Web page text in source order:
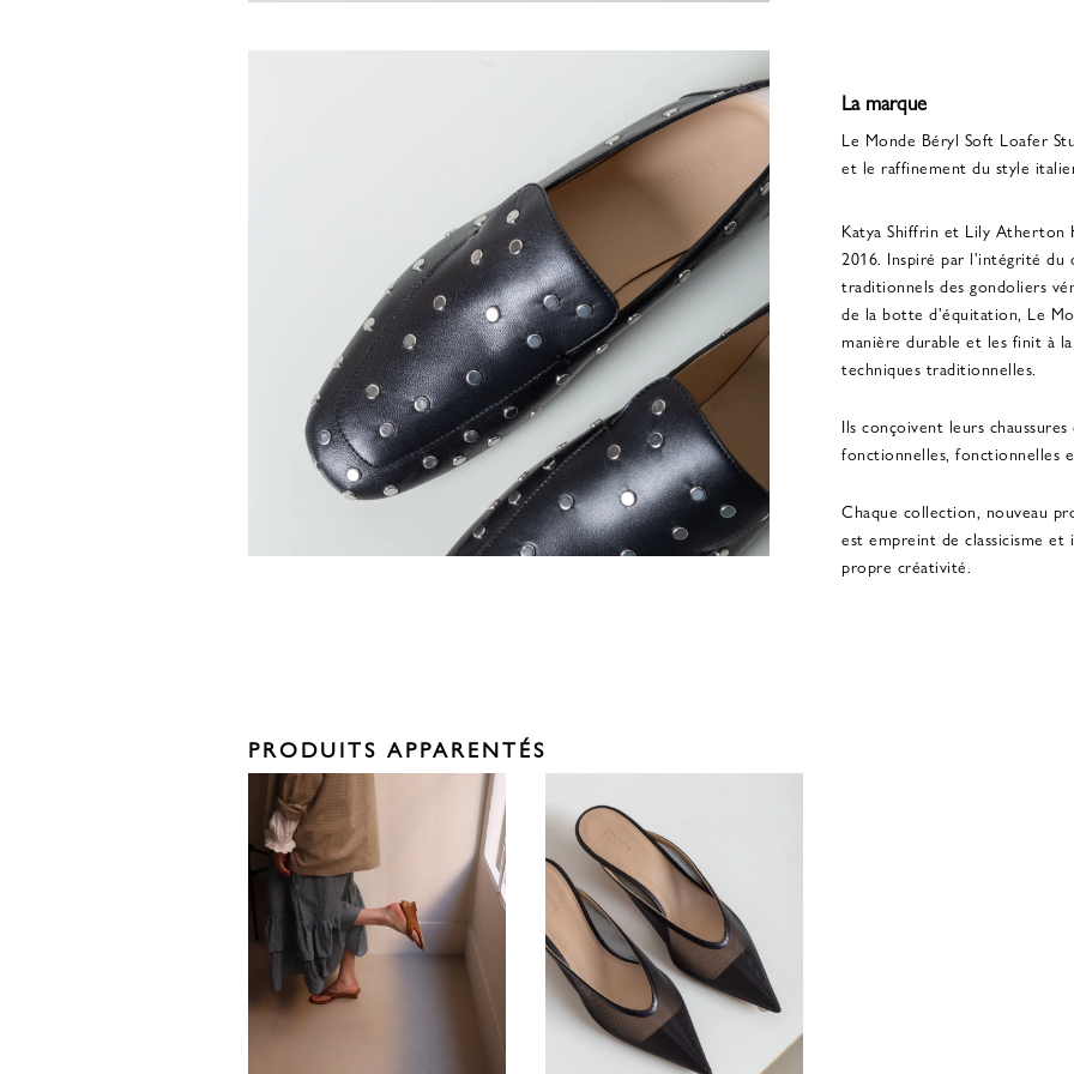
La marque
Le Monde Béryl Soft Loafer
et le raffinement du style
Katya Shiffrin et Lily Atherton
2016. Inspiré par l'intégrité du
traditionnels des gondoliers
de la botte d'équitation, Le
manière durable et les finit à
techniques traditionnelles.
Ils conçoivent leurs
fonctionnelles, fonctionnelles
Chaque collection, nouveau
est empreint de classicisme
propre créativité.
PRODUITS APPARENTÉS